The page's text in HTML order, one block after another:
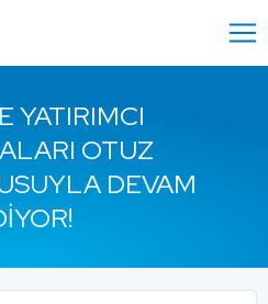
YATIRIMCI
OTUZ
DEVAM